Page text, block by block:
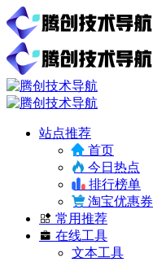
站点推荐
首页
今日热点
排行榜单
淘宝优惠券
常用推荐
在线工具
文本工具